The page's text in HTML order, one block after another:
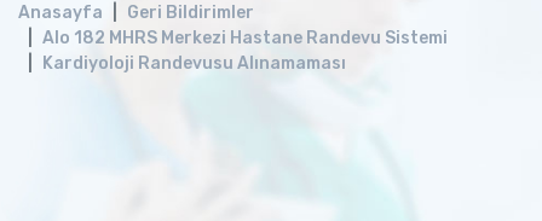
Anasayfa
Geri Bildirimler
Alo 182 MHRS Merkezi Hastane Randevu Sistemi
Kardiyoloji Randevusu Alınamaması